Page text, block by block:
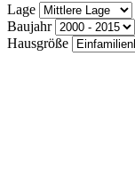
Lage
Baujahr
Hausgröße